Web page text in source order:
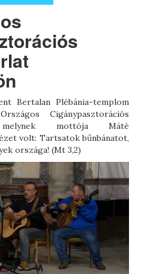
Bertalan Plébánia-templom
Cigánypasztorációs
melynek mottója Máté
volt: Tartsatok bűnbánatot,
országa! (Mt 3,2)